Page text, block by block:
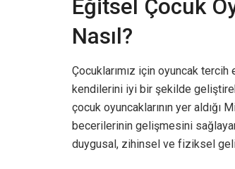
Eğitsel Çocuk
Nasıl?
Çocuklarımız için oyuncak
kendilerini iyi bir şekilde
çocuk oyuncaklarının yer aldığı
becerilerinin gelişmesini
duygusal, zihinsel ve fiziksel